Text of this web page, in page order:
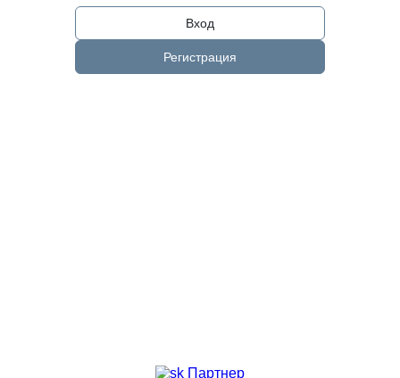
Вход
Регистрация